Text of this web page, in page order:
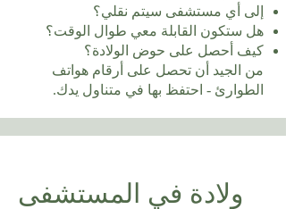
إلى أي مستشفى سيتم نقلي؟
هل ستكون القابلة معي طوال الوقت؟
كيف أحصل على حوض الولادة؟
من الجيد أن تحصل على أرقام هواتف
الطوارئ - احتفظ بها في متناول يدك.
ولادة في المستشفى